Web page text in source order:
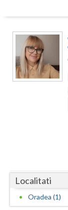
Calarasi
Caras-Severin
Galati
Giurgiu
Localitati
Oradea (1)